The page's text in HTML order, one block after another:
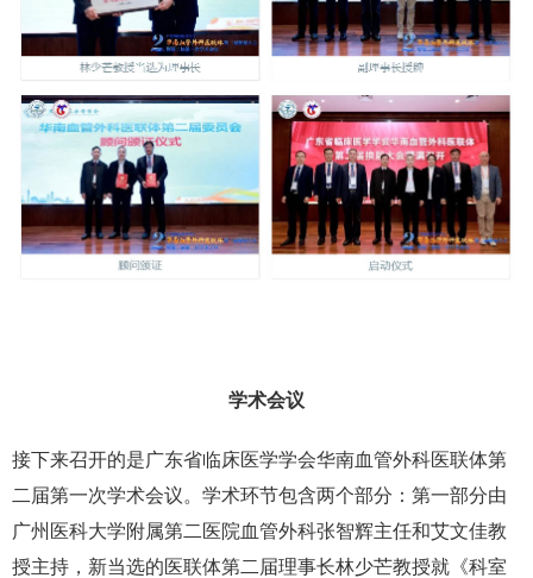
学术会议
接下来召开的是广东省临床医学学会华南血管外科医联体第
二届第一次学术会议。学术环节包含两个部分：第一部分由
广州医科大学附属第二医院血管外科张智辉主任和艾文佳教
授主持，新当选的医联体第二届理事长林少芒教授就《科室